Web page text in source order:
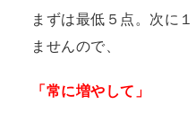
まずは最低５点。次に
ませんので、
「常に増やして」